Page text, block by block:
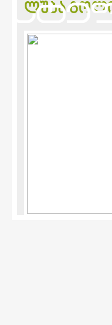
ლუბა